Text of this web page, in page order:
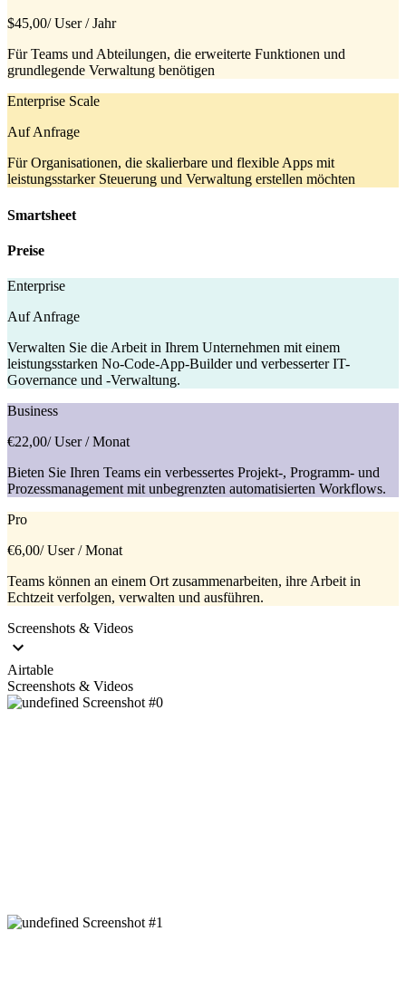
$45,00/ User / Jahr
Für Teams und Abteilungen, die erweiterte Funktionen und
grundlegende Verwaltung benötigen
Enterprise Scale
Auf Anfrage
Für Organisationen, die skalierbare und flexible Apps mit
leistungsstarker Steuerung und Verwaltung erstellen möchten
Smartsheet
Preise
Enterprise
Auf Anfrage
Verwalten Sie die Arbeit in Ihrem Unternehmen mit einem
leistungsstarken No-Code-App-Builder und verbesserter IT-
Governance und -Verwaltung.
Business
€22,00/ User / Monat
Bieten Sie Ihren Teams ein verbessertes Projekt-, Programm- und
Prozessmanagement mit unbegrenzten automatisierten Workflows.
Pro
€6,00/ User / Monat
Teams können an einem Ort zusammenarbeiten, ihre Arbeit in
Echtzeit verfolgen, verwalten und ausführen.
Screenshots & Videos
Airtable
Screenshots & Videos